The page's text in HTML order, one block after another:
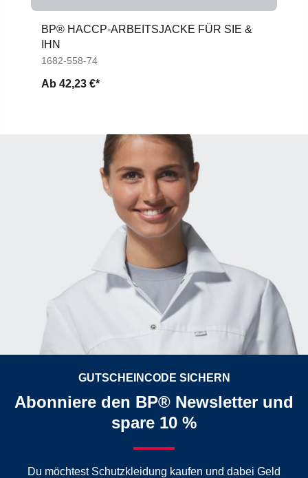
BP® HACCP-ARBEITSJACKE FÜR SIE &
IHN
1682-558-74
Ab 42,23 €*
GUTSCHEINCODE SICHERN
Abonniere den BP® Newsletter und
spare 10 %
Du möchtest Schutzkleidung kaufen und dabei Geld